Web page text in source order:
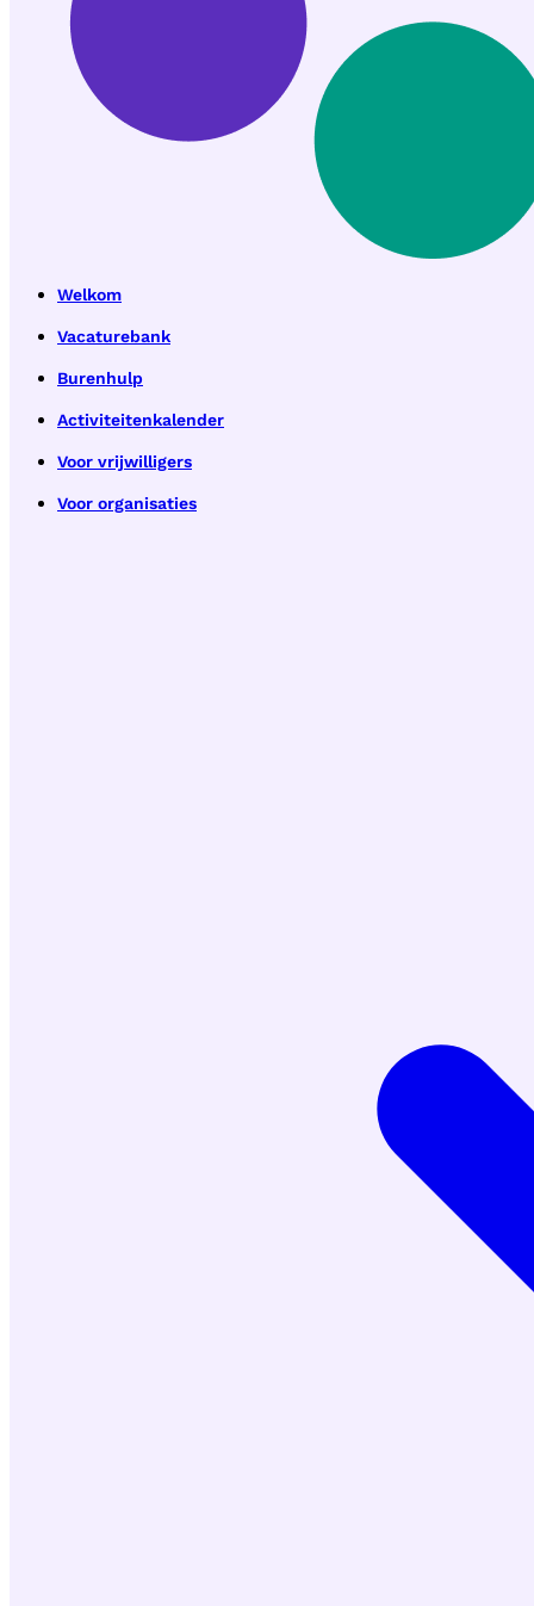
Welkom
Vacaturebank
Burenhulp
Activiteitenkalender
Voor vrijwilligers
Voor organisaties